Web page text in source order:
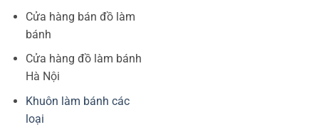
Cửa hàng bán đồ làm
bánh
Cửa hàng đồ làm bánh
Hà Nội
Khuôn làm bánh các
loại